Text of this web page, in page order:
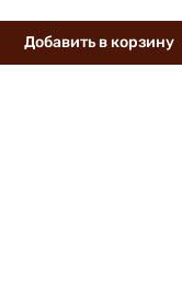
Добавить вкорзину